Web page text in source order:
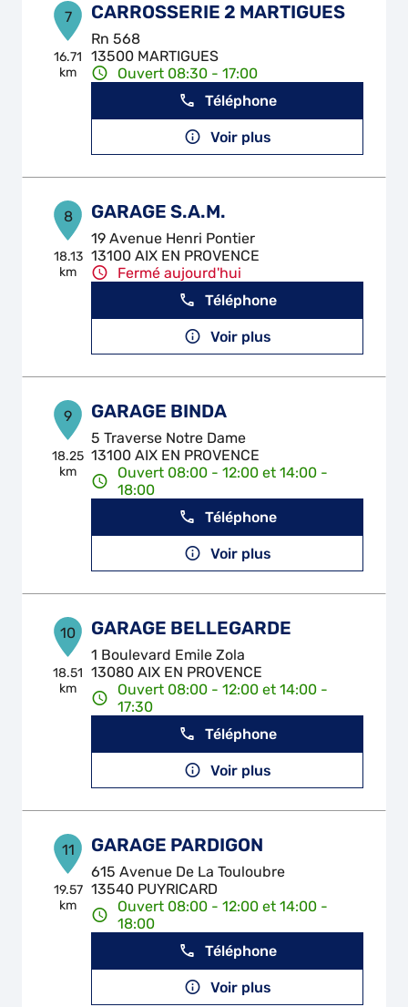
7
16.71
km
CARROSSERIE 2 MARTIGUES
Rn 568
13500 MARTIGUES
Ouvert 08:30 - 17:00
Téléphone
Voir plus
8
18.13
km
GARAGE S.A.M.
19 Avenue Henri Pontier
13100 AIX EN PROVENCE
Fermé aujourd'hui
Téléphone
Voir plus
9
18.25
km
GARAGE BINDA
5 Traverse Notre Dame
13100 AIX EN PROVENCE
Ouvert 08:00 - 12:00 et 14:00 -
18:00
Téléphone
Voir plus
10
18.51
km
GARAGE BELLEGARDE
1 Boulevard Emile Zola
13080 AIX EN PROVENCE
Ouvert 08:00 - 12:00 et 14:00 -
17:30
Téléphone
Voir plus
11
19.57
km
GARAGE PARDIGON
615 Avenue De La Touloubre
13540 PUYRICARD
Ouvert 08:00 - 12:00 et 14:00 -
18:00
Téléphone
Voir plus